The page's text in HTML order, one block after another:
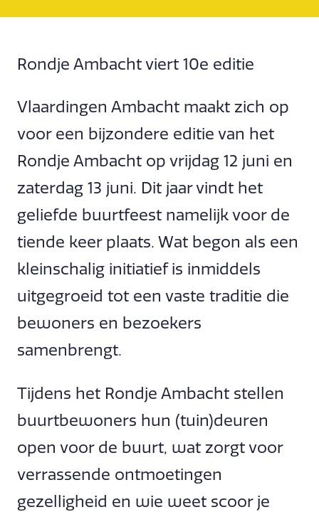
Rondje Ambacht viert 10e editie
Vlaardingen Ambacht maakt zich op
voor een bijzondere editie van het
Rondje Ambacht op vrijdag 12 juni en
zaterdag 13 juni. Dit jaar vindt het
geliefde buurtfeest namelijk voor de
tiende keer plaats. Wat begon als een
kleinschalig initiatief is inmiddels
uitgegroeid tot een vaste traditie die
bewoners en bezoekers
samenbrengt.
Tijdens het Rondje Ambacht stellen
buurtbewoners hun (tuin)deuren
open voor de buurt, wat zorgt voor
verrassende ontmoetingen
gezelligheid en wie weet scoor je